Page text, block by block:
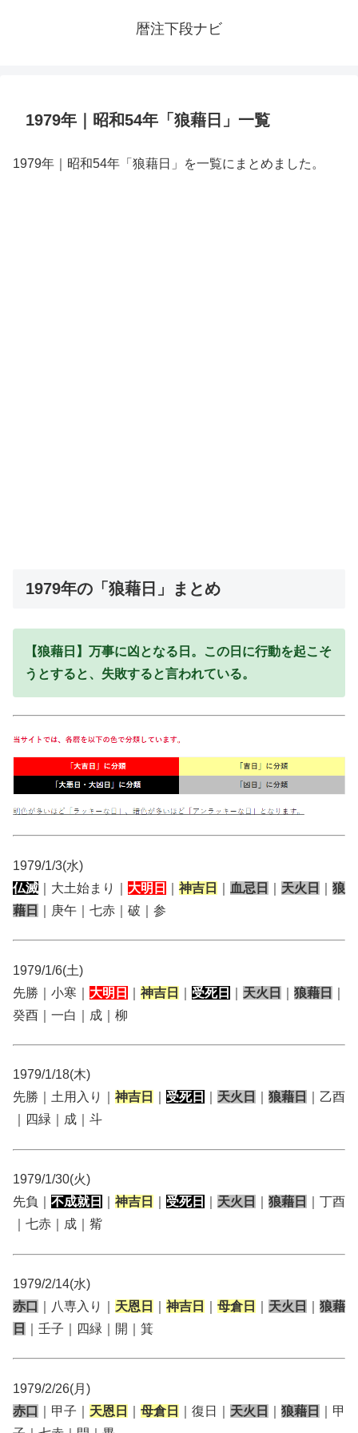
暦注下段ナビ
1979年｜昭和54年「狼藉日」一覧
1979年｜昭和54年「狼藉日」を一覧にまとめました。
1979年の「狼藉日」まとめ
【狼藉日】万事に凶となる日。この日に行動を起こそ
うとすると、失敗すると言われている。
1979/1/3(水)
仏滅 ｜大土始まり｜ 大明日 神吉日 血忌日 天火日
狼
藉日
｜庚午｜七赤｜破｜参
1979/1/6(土)
先勝｜小寒｜ 大明日 神吉日 受死日 天火日 狼藉日
癸酉｜一白｜成｜柳
1979/1/18(木)
先勝｜土用入り｜ 神吉日 受死日 天火日 狼藉日
｜乙酉
｜四緑｜成｜斗
1979/1/30(火)
先負｜ 不成就日 神吉日 受死日 天火日 狼藉日
｜丁酉
｜七赤｜成｜觜
1979/2/14(水)
赤口
｜八専入り｜ 天恩日 神吉日 母倉日 天火日
狼藉
日
｜壬子｜四緑｜開｜箕
1979/2/26(月)
赤口
｜甲子｜ 天恩日 母倉日 ｜復日｜ 天火日 狼藉日
｜甲